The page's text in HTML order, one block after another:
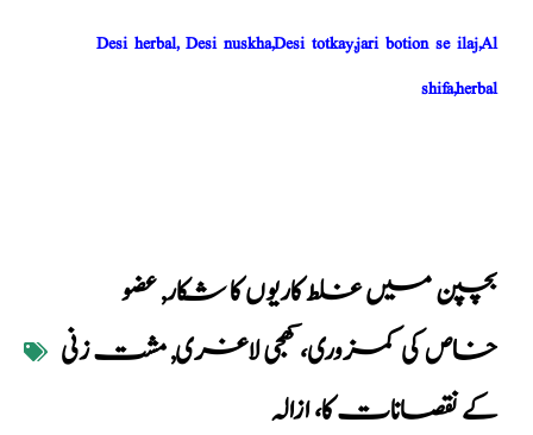
Desi herbal, Desi nuskha,Desi totkay,jari botion se ilaj,Al
shifa,herbal
بچپن میں غلط کاریوں کا شکار,عضو
خاص کی کمزوری، کھجی لاغری,مشت زنی
کے نقصانات کا، ازالہ